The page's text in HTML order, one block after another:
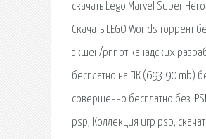
скачать Lego Marvel Super
Скачать LEGO Worlds
экшен/рпг от канадских
бесплатно на ПК (693.90 mb)
совершенно бесплатно без.
psp, Коллекция игр psp,